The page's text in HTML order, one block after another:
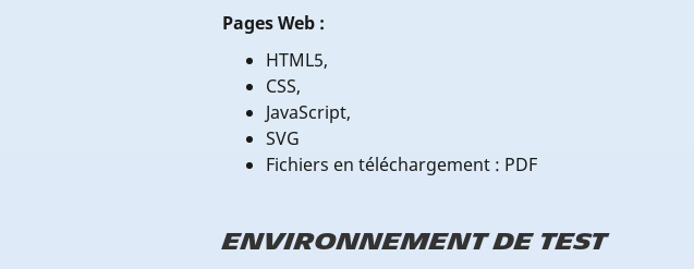
Pages Web :
HTML5,
CSS,
JavaScript,
SVG
Fichiers en téléchargement : PDF
Environnement de test